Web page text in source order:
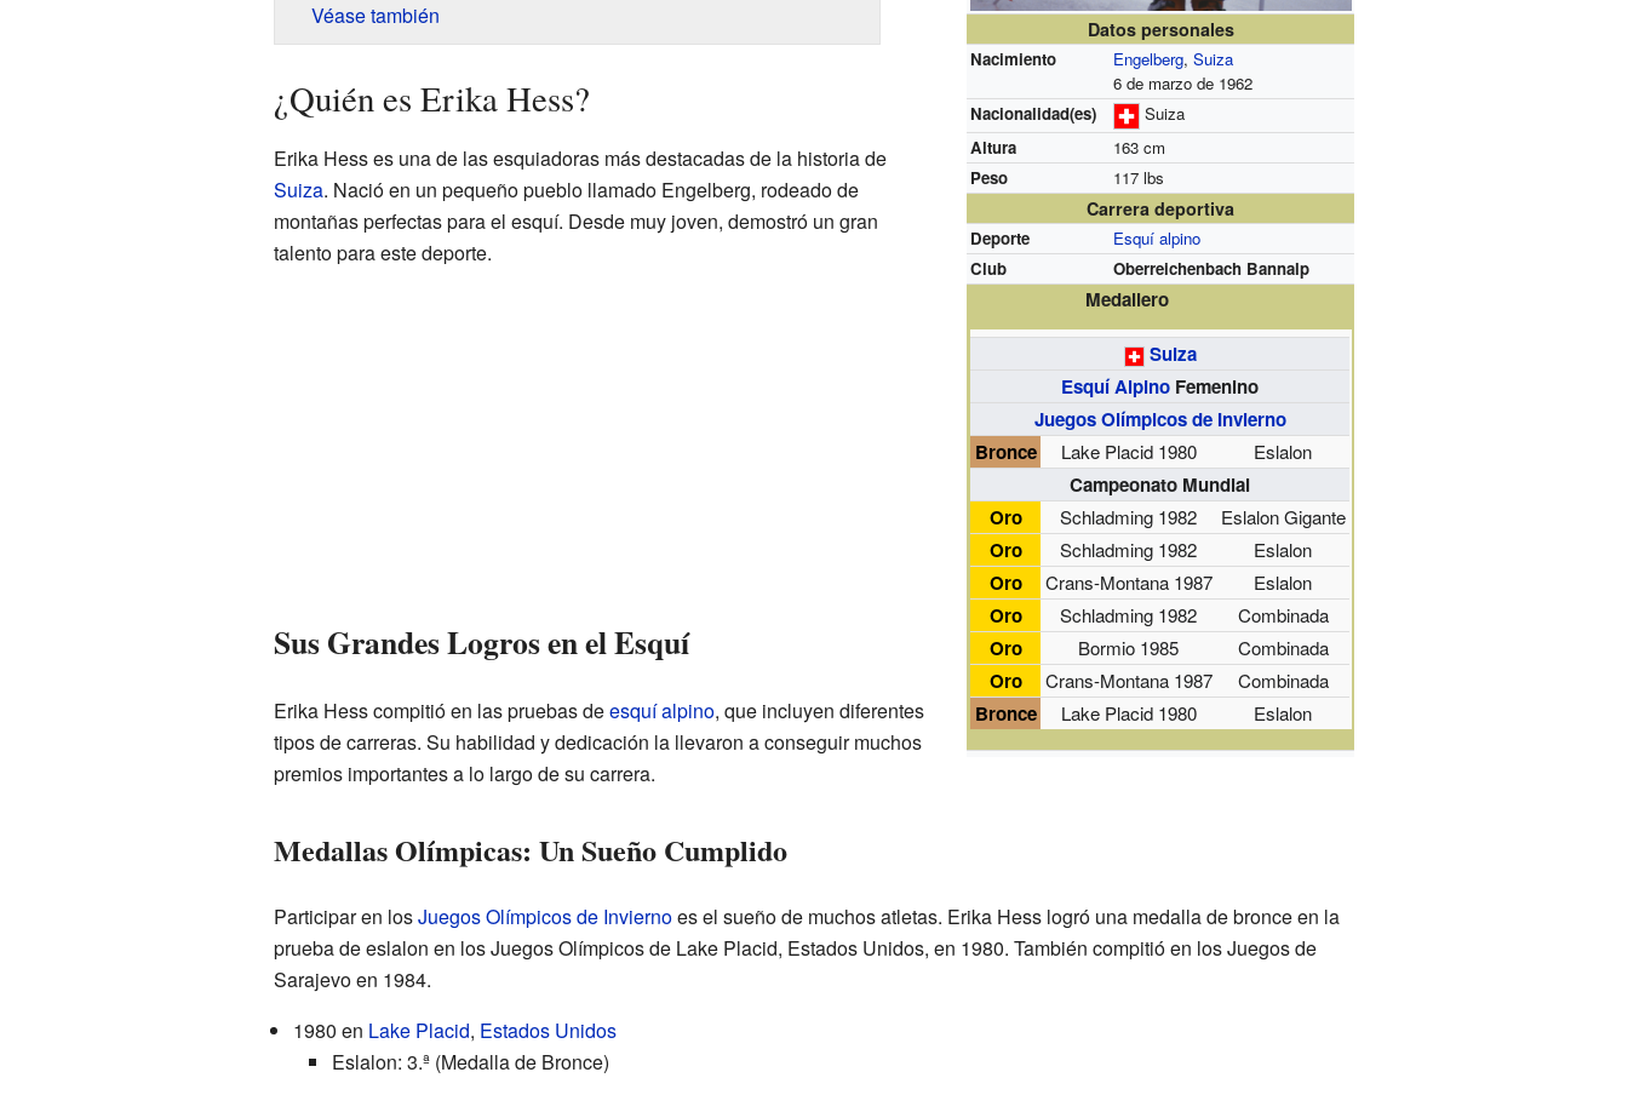
Datos personales
Nacimiento Engelberg,Suiza
6 de marzo de 1962
Nacionalidad(es)
Suiza
Altura
163 cm
Peso
117 lbs
Carrera deportiva
Deporte
Esquí alpino
Club
Oberreichenbach Bannalp
Medallero
Suiza
Esquí Alpino Femenino
Juegos Olímpicos de Invierno
Bronce
Lake Placid 1980 Eslalon
Campeonato Mundial
Oro
Schladming 1982 Eslalon Gigante
Oro Schladming 1982 Eslalon
Oro Crans-Montana 1987 Eslalon
Oro Schladming 1982 Combinada
Oro Bormio 1985 Combinada
Oro Crans-Montana 1987 Combinada
Bronce Lake Placid 1980 Eslalon
Véase también
¿Quién es Erika Hess?
Erika Hess es una de las esquiadoras más destacadas de la historia de
Suiza. Nació en un pequeño pueblo llamado Engelberg, rodeado de
montañas perfectas para el esquí. Desde muy joven, demostró un gran
talento para este deporte.
Sus Grandes Logros en el Esquí
Erika Hess compitió en las pruebas deesquí alpino, que incluyen diferentes
tipos de carreras. Su habilidad y dedicación la llevaron a conseguir muchos
premios importantes a lo largo de su carrera.
Medallas Olímpicas: Un Sueño Cumplido
Participar en losJuegos Olímpicos de Inviernoes el sueño de muchos atletas. Erika Hess logró una medalla de bronce en la
prueba de eslalon en los Juegos Olímpicos de Lake Placid, Estados Unidos, en 1980. También compitió en los Juegos de
Sarajevo en 1984.
1980 en Lake Placid, Estados Unidos
Eslalon: 3.ª (Medalla de Bronce)